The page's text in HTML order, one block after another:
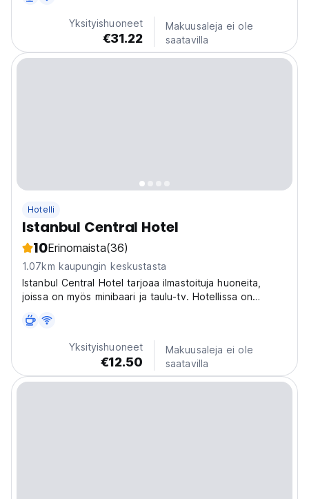
Yksityishuoneet
€31.22
Makuusaleja ei ole
saatavilla
Hotelli
Istanbul Central Hotel
10Erinomaista(36)
1.07km kaupungin keskustasta
Istanbul Central Hotel tarjoaa ilmastoituja huoneita,
joissa on myös minibaari ja taulu-tv. Hotellissa on
Yksityishuoneet
€12.50
Makuusaleja ei ole
saatavilla